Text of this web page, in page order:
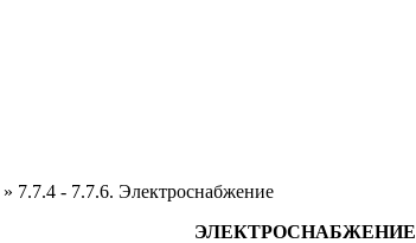
» 7.7.4 - 7.7.6. Электроснабжение
ЭЛЕКТРОСНАБЖЕНИЕ